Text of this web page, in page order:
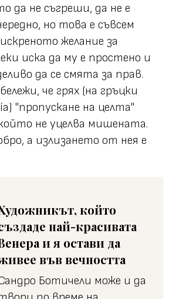
да не съгреши, да не е
но това е съвсем
желание за
иска да му е простено и
да се смята за прав.
че грях (на гръцки
) "пропускане на целта"
не уцелва мишената.
а излизането от нея е
който
най-красивата
и я остави да
във вечността
Ботичели може и да